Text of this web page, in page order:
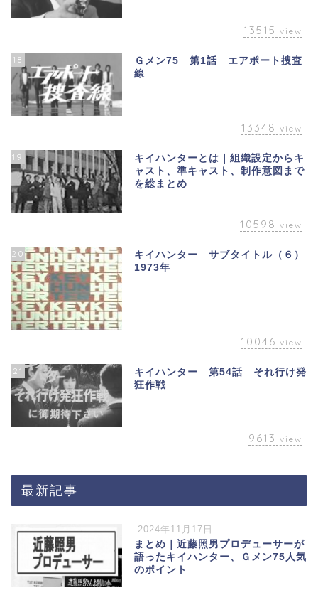
13515 view
18
Ｇメン75 第1話 エアポート捜査
線
13348 view
19
キイハンターとは｜組織設定からキ
ャスト、準キャスト、制作意図まで
を総まとめ
10598 view
20
キイハンター サブタイトル（６）
1973年
10046 view
21
キイハンター 第54話 それ行け発
狂作戦
9613 view
最新記事
2024年11月17日
まとめ｜近藤照男プロデューサーが
語ったキイハンター、Ｇメン75人気
のポイント